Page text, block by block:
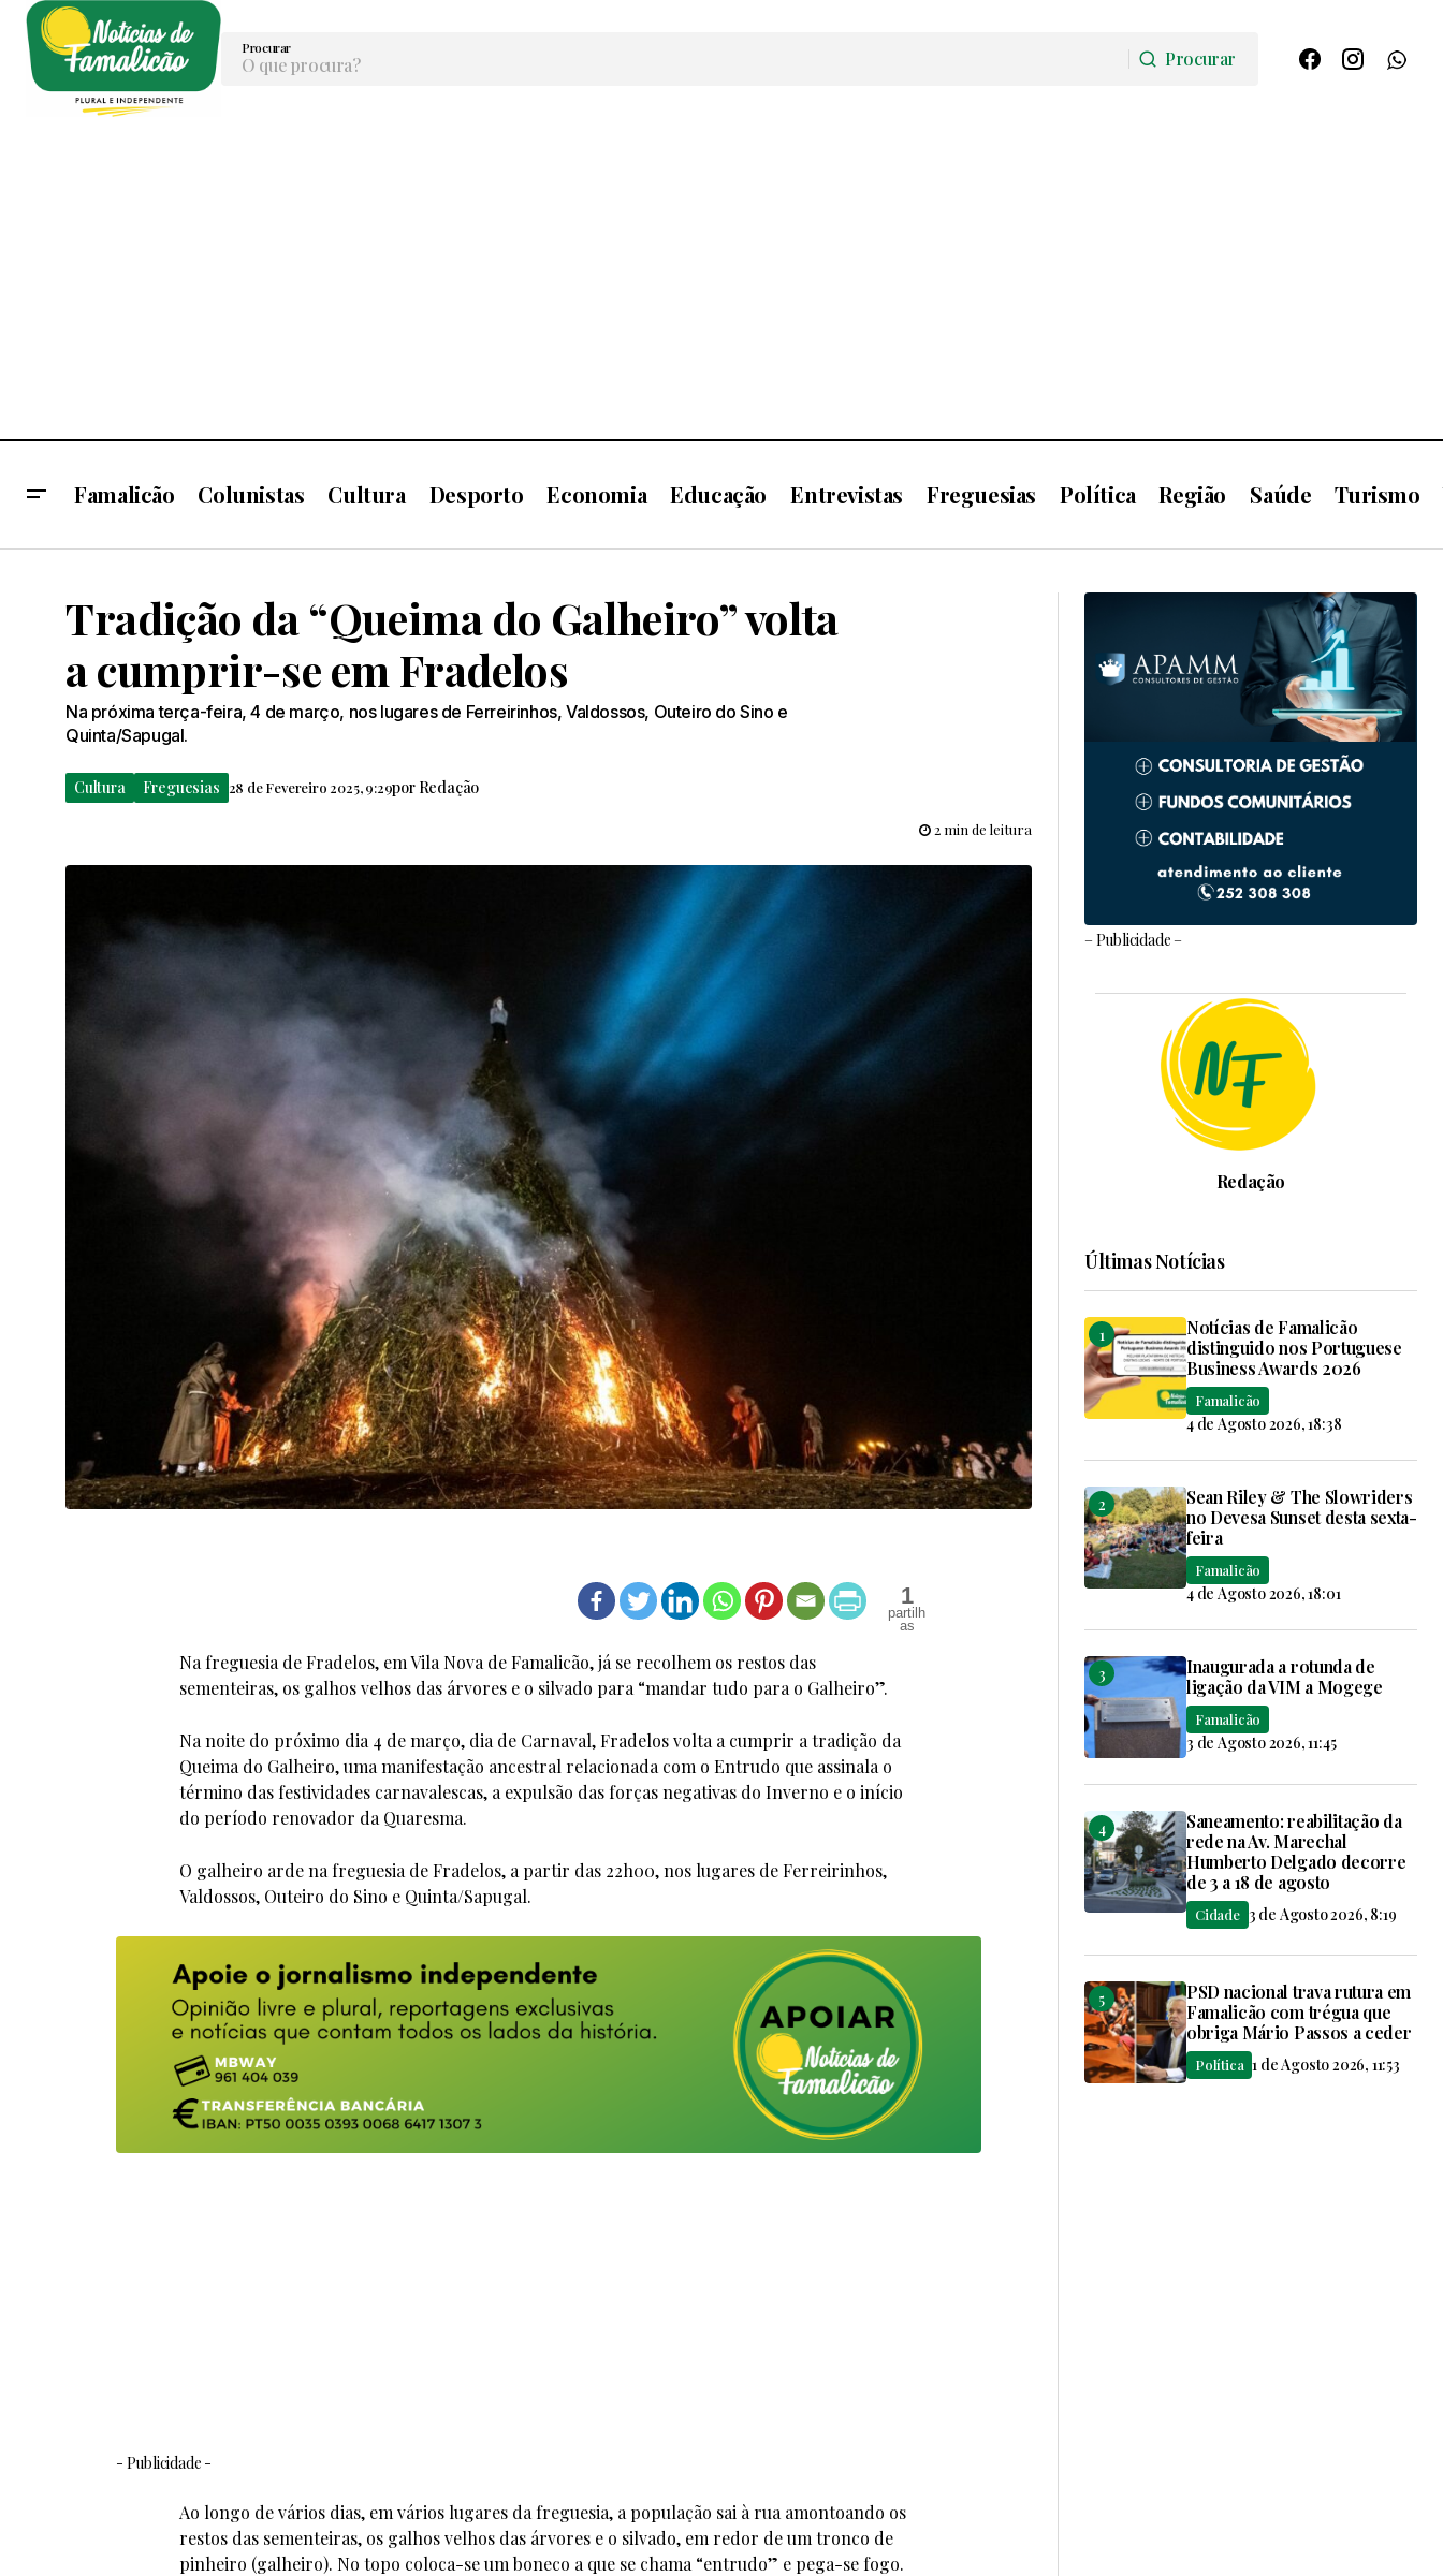
Procurar
Procurar
Famalicão Colunistas Cultura Desporto Economia Educação Entrevistas Freguesias Política Região Saúde Turismo
Tradição da “Queima do Galheiro” volta
a cumprir-se em Fradelos
Na próxima terça-feira, 4 de março, nos lugares de Ferreirinhos, Valdossos, Outeiro do Sino e
Quinta/Sapugal.
Cultura Freguesias 28 de Fevereiro 2025, 9:29por Redação
2 min de leitura
1
Na freguesia de Fradelos, em Vila Nova de Famalicão, já se recolhem os restos das
sementeiras, os galhos velhos das árvores e o silvado para “mandar tudo para o Galheiro”.
Na noite do próximo dia 4 de março, dia de Carnaval, Fradelos volta a cumprir a tradição da
Queima do Galheiro, uma manifestação ancestral relacionada com o Entrudo que assinala o
término das festividades carnavalescas, a expulsão das forças negativas do Inverno e o início
do período renovador da Quaresma.
O galheiro arde na freguesia de Fradelos, a partir das 22h00, nos lugares de Ferreirinhos,
Valdossos, Outeiro do Sino e Quinta/Sapugal.
- Publicidade -
Ao longo de vários dias, em vários lugares da freguesia, a população sai à rua amontoando os
restos das sementeiras, os galhos velhos das árvores e o silvado, em redor de um tronco de
pinheiro (galheiro). No topo coloca-se um boneco a que se chama “entrudo” e pega-se fogo.
– Publicidade –
Redação
Últimas Notícias
Notícias de Famalicão
distinguido nos Portuguese
Business Awards 2026
Famalicão
4 de Agosto 2026, 18:38
Sean Riley & The Slowriders
no Devesa Sunset desta sexta-
feira
Famalicão
4 de Agosto 2026, 18:01
Inaugurada a rotunda de
ligação da VIM a Mogege
Famalicão
3 de Agosto 2026, 11:45
Saneamento: reabilitação da
rede na Av. Marechal
Humberto Delgado decorre
de 3 a 18 de agosto
Cidade 3 de Agosto 2026, 8:19
PSD nacional trava rutura em
Famalicão com trégua que
obriga Mário Passos a ceder
Política 1 de Agosto 2026, 11:53